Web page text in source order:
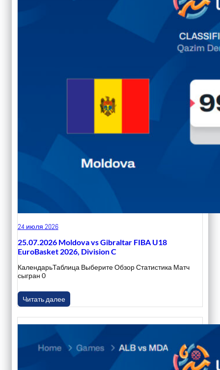
24 июля 2026
25.07.2026 Moldova vs Gibraltar FIBA U18
EuroBasket 2026, Division C
КалендарьТаблица Выберите Обзор Статистика Матч
сыгран 0
Читать далее